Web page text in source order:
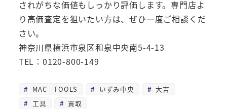
されがちな価値もしっかり評価します。専門店よ
り高価査定を狙いたい方は、ぜひ一度ご相談くだ
さい。
神奈川県横浜市泉区和泉中央南5-4-13
TEL：0120-800-149
MAC TOOLS いずみ中央
大吉
工具
買取